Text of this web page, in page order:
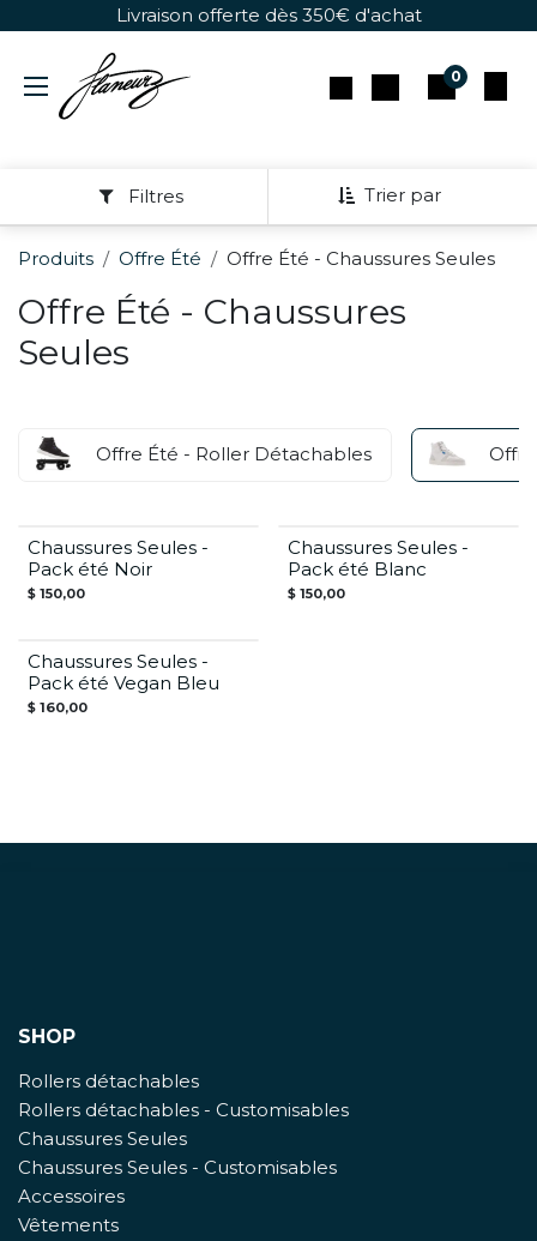
Se rendre au contenuLivraison offerte dès 350€ d'achat
0
Trier par
Filtres
Produits Offre Été Offre Été - Chaussures Seules
Offre Été - Chaussures
Seules
Offre Été - Roller Détachables
Offre Été
Chaussures Seules -
Pack été Noir
$ 150,00
Offre Été
Chaussures Seules -
Pack été Blanc
$ 150,00
Offre Été
Chaussures Seules -
Pack été Vegan Bleu
$ 160,00
SHOP
Rollers détachables
Rollers détachables - Customisables
Chaussures Seules
Chaussures Seules - Customisables
Accessoires
Vêtements